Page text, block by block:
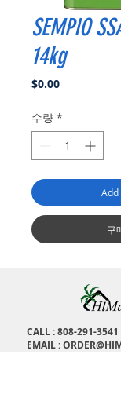
SEMPIO
14kg
$0.00가
수량 *
Add
구
CALL :808-291-3541
EMAIL :